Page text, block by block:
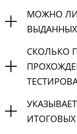
МОЖНО
СКОЛЬКО